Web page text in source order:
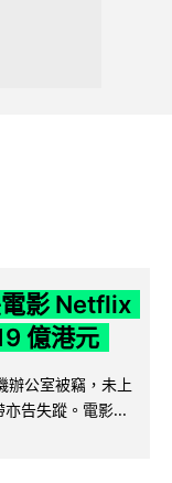
影 Netflix
億港元
辦公室被竊，未上
告失蹤。電影...